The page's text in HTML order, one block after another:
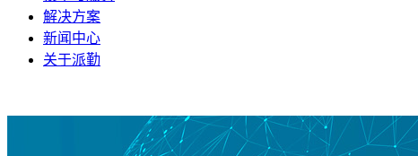
解决方案
新闻中心
关于派勤